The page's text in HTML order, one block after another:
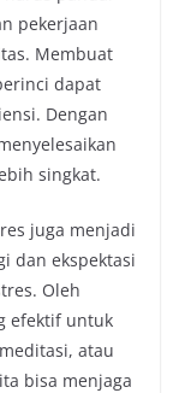
pekerjaan
Membuat
dapat
Dengan
singkat.
juga menjadi
dan ekspektasi
Oleh
efektif untuk
atau
bisa menjaga